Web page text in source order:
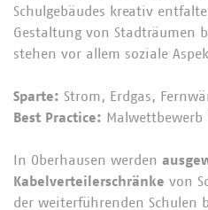
Schulgebäudes kreativ
Gestaltung von Stadträumen
stehen vor allem soziale
Sparte: Strom, Erdgas,
Best Practice:
In Oberhausen werden
Kabelverteilerschränke von
der weiterführenden Schulen